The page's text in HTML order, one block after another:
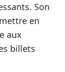
Son
en
aux
billets